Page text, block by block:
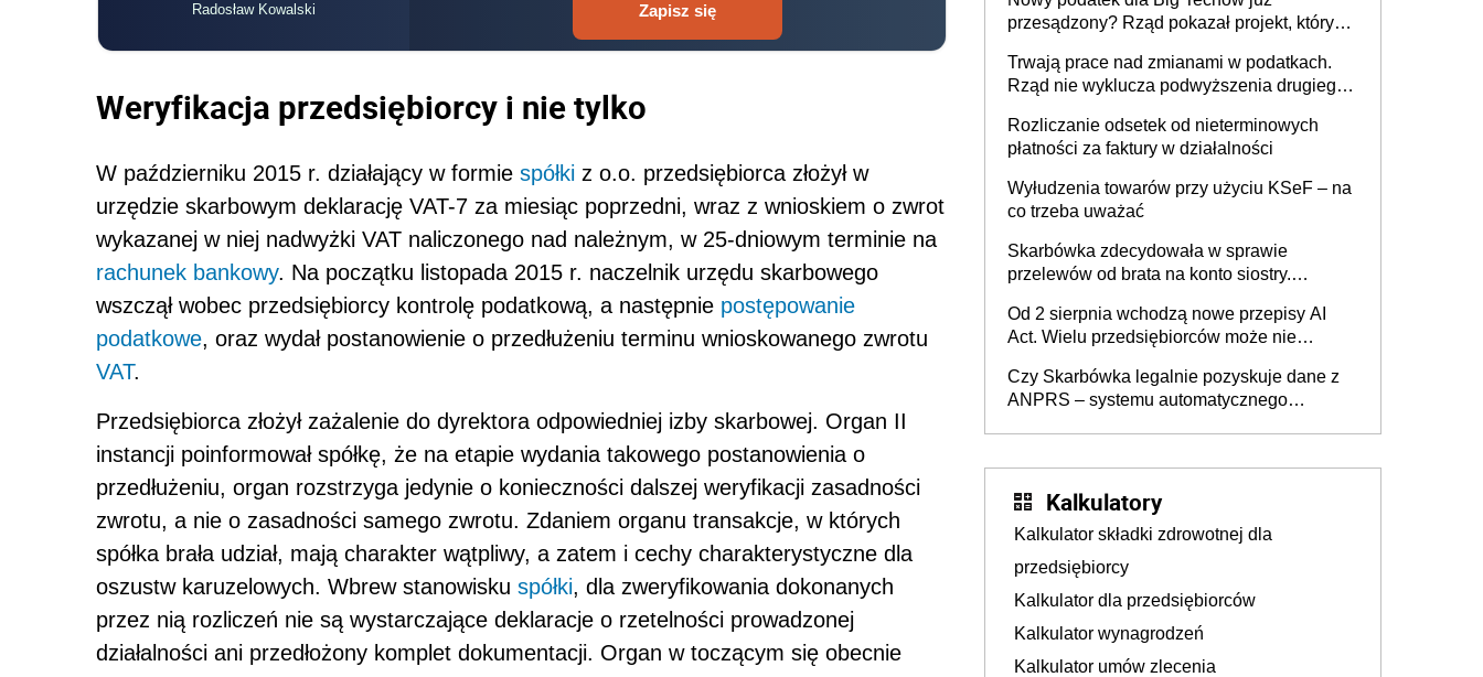
Radosław Kowalski Zapisz się
Weryfikacja przedsiębiorcy i nie tylko
W październiku 2015 r. działający w formie spółki z o.o. przedsiębiorca złożył w
urzędzie skarbowym deklarację VAT-7 za miesiąc poprzedni, wraz z wnioskiem o zwrot
wykazanej w niej nadwyżki VAT naliczonego nad należnym, w 25-dniowym terminie na
rachunek bankowy. Na początku listopada 2015 r. naczelnik urzędu skarbowego
wszczął wobec przedsiębiorcy kontrolę podatkową, a następnie postępowanie
podatkowe, oraz wydał postanowienie o przedłużeniu terminu wnioskowanego zwrotu
VAT.
Przedsiębiorca złożył zażalenie do dyrektora odpowiedniej izby skarbowej. Organ II
instancji poinformował spółkę, że na etapie wydania takowego postanowienia o
przedłużeniu, organ rozstrzyga jedynie o konieczności dalszej weryfikacji zasadności
zwrotu, a nie o zasadności samego zwrotu. Zdaniem organu transakcje, w których
spółka brała udział, mają charakter wątpliwy, a zatem i cechy charakterystyczne dla
oszustw karuzelowych. Wbrew stanowisku spółki, dla zweryfikowania dokonanych
przez nią rozliczeń nie są wystarczające deklaracje o rzetelności prowadzonej
działalności ani przedłożony komplet dokumentacji. Organ w toczącym się obecnie
przesądzony? Rząd pokazał projekt, który
Trwają prace nad zmianami w podatkach.
Rząd nie wyklucza podwyższenia drugiego
Rozliczanie odsetek od nieterminowych
płatności za faktury w działalności
Wyłudzenia towarów przy użyciu KSeF – na
co trzeba uważać
Skarbówka zdecydowała w sprawie
przelewów od brata na konto siostry.
darowizna, ale podatku jednak nie będzie
Od 2 sierpnia wchodzą nowe przepisy AI
Act. Wielu przedsiębiorców może nie
Czy Skarbówka legalnie pozyskuje dane z
ANPRS – systemu automatycznego
Kalkulatory
Kalkulator składki zdrowotnej dla
przedsiębiorcy
Kalkulator dla przedsiębiorców
Kalkulator wynagrodzeń
Kalkulator umów zlecenia